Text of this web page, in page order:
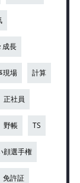
成長
現場 計算
正社員
野帳 TS
顔選手権
免許証